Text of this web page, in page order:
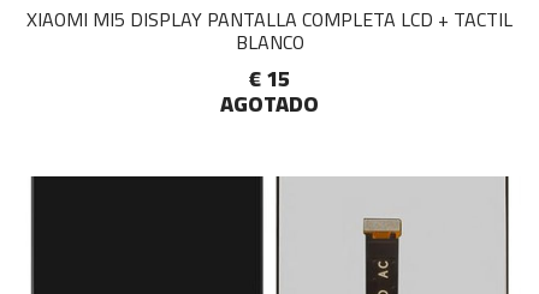
XIAOMI MI5 DISPLAY PANTALLA COMPLETA LCD + TACTIL
BLANCO
€ 15
AGOTADO